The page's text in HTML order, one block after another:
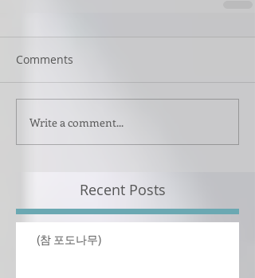
Comments
Write a comment...
Recent Posts
(참 포도나무)